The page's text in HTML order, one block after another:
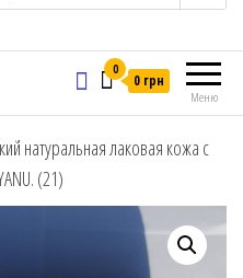
Меню
0
0 грн
натуральная лаковая кожа с
(21)